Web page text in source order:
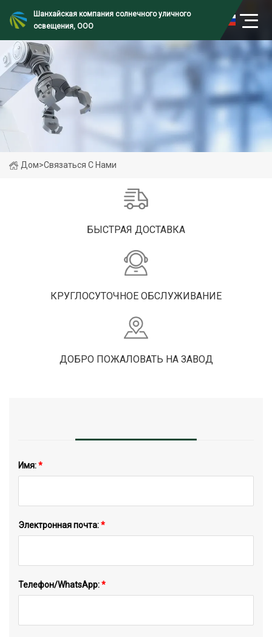
Шанхайская компания солнечного уличного
освещения, ООО
Дом>Связаться С Нами
БЫСТРАЯ ДОСТАВКА
КРУГЛОСУТОЧНОЕ ОБСЛУЖИВАНИЕ
ДОБРО ПОЖАЛОВАТЬ НА ЗАВОД
Имя:*
Электронная почта:*
Телефон/WhatsApp:*